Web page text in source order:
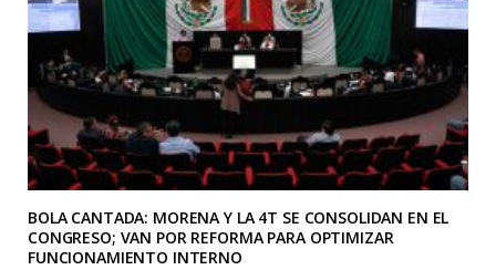
BOLA CANTADA: MORENA Y LA 4T SE CONSOLIDAN EN EL
CONGRESO; VAN POR REFORMA PARA OPTIMIZAR
FUNCIONAMIENTO INTERNO